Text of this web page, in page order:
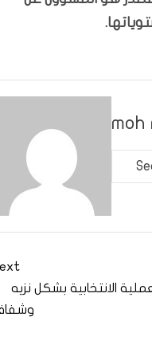
moh
الانتخابية بشكل نزيه